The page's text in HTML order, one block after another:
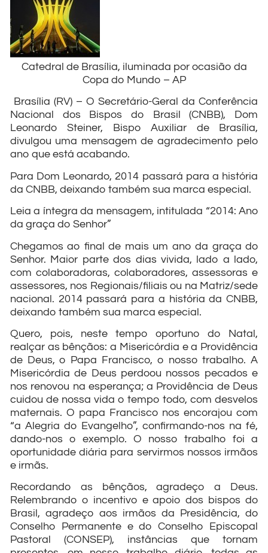
Catedral de Brasília, iluminada por ocasião da
Copa do Mundo – AP
Brasília (RV) – O Secretário-Geral da Conferência
Nacional dos Bispos do Brasil (CNBB), Dom
Leonardo Steiner, Bispo Auxiliar de Brasília,
divulgou uma mensagem de agradecimento pelo
ano que está acabando.
Para Dom Leonardo, 2014 passará para a história
da CNBB, deixando também sua marca especial.
Leia a íntegra da mensagem, intitulada “2014: Ano
da graça do Senhor”
Chegamos ao final de mais um ano da graça do
Senhor. Maior parte dos dias vivida, lado a lado,
com colaboradoras, colaboradores, assessoras e
assessores, nos Regionais/filiais ou na Matriz/sede
nacional. 2014 passará para a história da CNBB,
deixando também sua marca especial.
Quero, pois, neste tempo oportuno do Natal,
realçar as bênçãos: a Misericórdia e a Providência
de Deus, o Papa Francisco, o nosso trabalho. A
Misericórdia de Deus perdoou nossos pecados e
nos renovou na esperança; a Providência de Deus
cuidou de nossa vida o tempo todo, com desvelos
maternais. O papa Francisco nos encorajou com
“a Alegria do Evangelho”, confirmando-nos na fé,
dando-nos o exemplo. O nosso trabalho foi a
oportunidade diária para servirmos nossos irmãos
e irmãs.
Recordando as bênçãos, agradeço a Deus.
Relembrando o incentivo e apoio dos bispos do
Brasil, agradeço aos irmãos da Presidência, do
Conselho Permanente e do Conselho Episcopal
Pastoral (CONSEP), instâncias que tornam